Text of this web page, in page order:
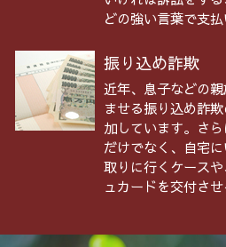
どの強い言葉で支
振り込め詐欺
近年、息子などの
ませる振り込め詐
加しています。さ
だけでなく、自宅
取りに行くケース
ュカードを交付さ